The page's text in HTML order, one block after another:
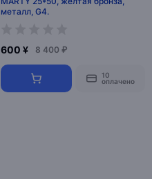
металл, G4.
600 ¥ 8 400 ₽
10
оплачено